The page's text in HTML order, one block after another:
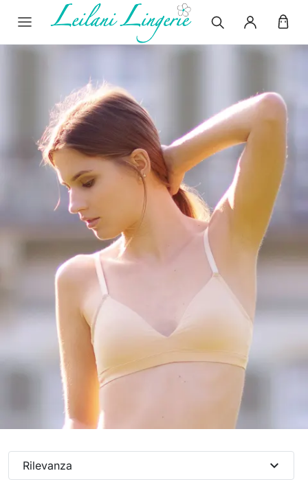
Collezione Leilani Lingerie
Creata per coppe piccole
Rilevanza expand_more